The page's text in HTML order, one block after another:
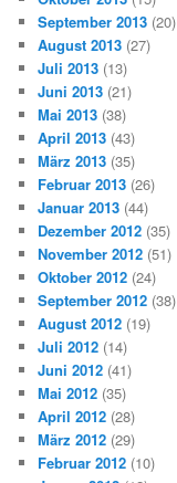
September 2013 (20)
August 2013 (27)
Juli 2013 (13)
Juni 2013 (21)
Mai 2013 (38)
April 2013 (43)
März 2013 (35)
Februar 2013 (26)
Januar 2013 (44)
Dezember 2012 (35)
November 2012 (51)
Oktober 2012 (24)
September 2012 (38)
August 2012 (19)
Juli 2012 (14)
Juni 2012 (41)
Mai 2012 (35)
April 2012 (28)
März 2012 (29)
Februar 2012 (10)